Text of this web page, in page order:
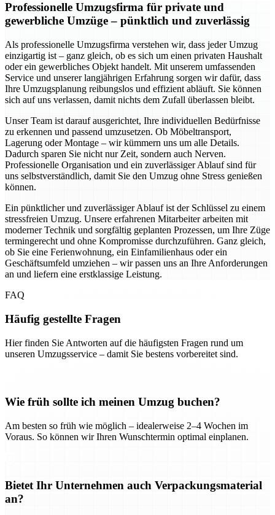
Professionelle Umzugsfirma für private und
gewerbliche Umzüge – pünktlich und zuverlässig
Als professionelle Umzugsfirma verstehen wir, dass jeder Umzug
einzigartig ist – ganz gleich, ob es sich um einen privaten Haushalt
oder ein gewerbliches Objekt handelt. Mit unserem umfassenden
Service und unserer langjährigen Erfahrung sorgen wir dafür, dass
Ihre Umzugsplanung reibungslos und effizient abläuft. Sie können
sich auf uns verlassen, damit nichts dem Zufall überlassen bleibt.
Unser Team ist darauf ausgerichtet, Ihre individuellen Bedürfnisse
zu erkennen und passend umzusetzen. Ob Möbeltransport,
Lagerung oder Montage – wir kümmern uns um alle Details.
Dadurch sparen Sie nicht nur Zeit, sondern auch Nerven.
Professionelle Organisation und ein zuverlässiger Ablauf sind für
uns selbstverständlich, damit Sie den Umzug ohne Stress genießen
können.
Ein pünktlicher und zuverlässiger Ablauf ist der Schlüssel zu einem
stressfreien Umzug. Unsere erfahrenen Mitarbeiter arbeiten mit
moderner Technik und sorgfältig geplanten Prozessen, um Ihre Züge
termingerecht und ohne Kompromisse durchzuführen. Ganz gleich,
ob Sie eine Ferienwohnung, ein Einfamilienhaus oder ein
Geschäftsumfeld umziehen – wir passen uns an Ihre Anforderungen
an und liefern eine erstklassige Leistung.
FAQ
Häufig gestellte Fragen
Hier finden Sie Antworten auf die häufigsten Fragen rund um
unseren Umzugsservice – damit Sie bestens vorbereitet sind.
Wie früh sollte ich meinen Umzug buchen?
Am besten so früh wie möglich – idealerweise 2–4 Wochen im
Voraus. So können wir Ihren Wunschtermin optimal einplanen.
Bietet Ihr Unternehmen auch Verpackungsmaterial
an?